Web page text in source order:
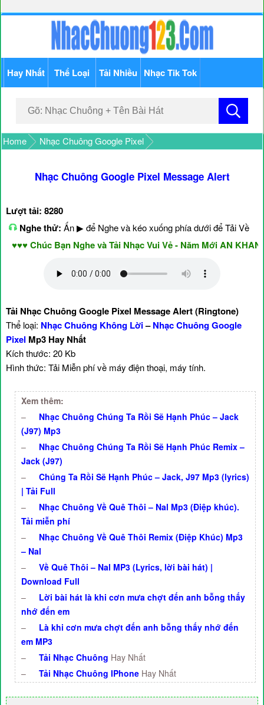
Hay Nhất Thể Loại Tải Nhiều Nhạc Tik Tok
Home Nhạc Chuông Google Pixel
Nhạc Chuông Google Pixel Message Alert
Lượt tải: 8280
Nghe thử: Ấn ▶ để Nghe và kéo xuống phía dưới để Tải Về
Chúc Bạn Nghe và Tải Nhạc Vui Vẻ - Năm Mới AN KHANG &
Tải Nhạc Chuông Google Pixel Message Alert (Ringtone)
Thể loại: Nhạc Chuông Không Lời–Nhạc Chuông Google
Pixel Mp3 Hay Nhất
Kích thước: 20 Kb
Hình thức: Tải Miễn phí về máy điện thoại, máy tính.
Xem thêm:
–
Nhạc Chuông Chúng Ta Rồi Sẽ Hạnh Phúc – Jack
(J97) Mp3
–
Nhạc Chuông Chúng Ta Rồi Sẽ Hạnh Phúc Remix –
Jack (J97)
–
Chúng Ta Rồi Sẽ Hạnh Phúc – Jack, J97 Mp3 (lyrics)
| Tải Full
–
Nhạc Chuông Về Quê Thôi – Nal Mp3 (Điệp khúc).
Tải miễn phí
–
Nhạc Chuông Về Quê Thôi Remix (Điệp Khúc) Mp3
– Nal
–
Về Quê Thôi – Nal MP3 (Lyrics, lời bài hát) |
Download Full
–
Lời bài hát là khi cơn mưa chợt đến anh bỗng thấy
nhớ đến em
–
Là khi cơn mưa chợt đến anh bỗng thấy nhớ đến
em MP3
–
Tải Nhạc Chuông Hay Nhất
–
Tải Nhạc Chuông IPhone Hay Nhất